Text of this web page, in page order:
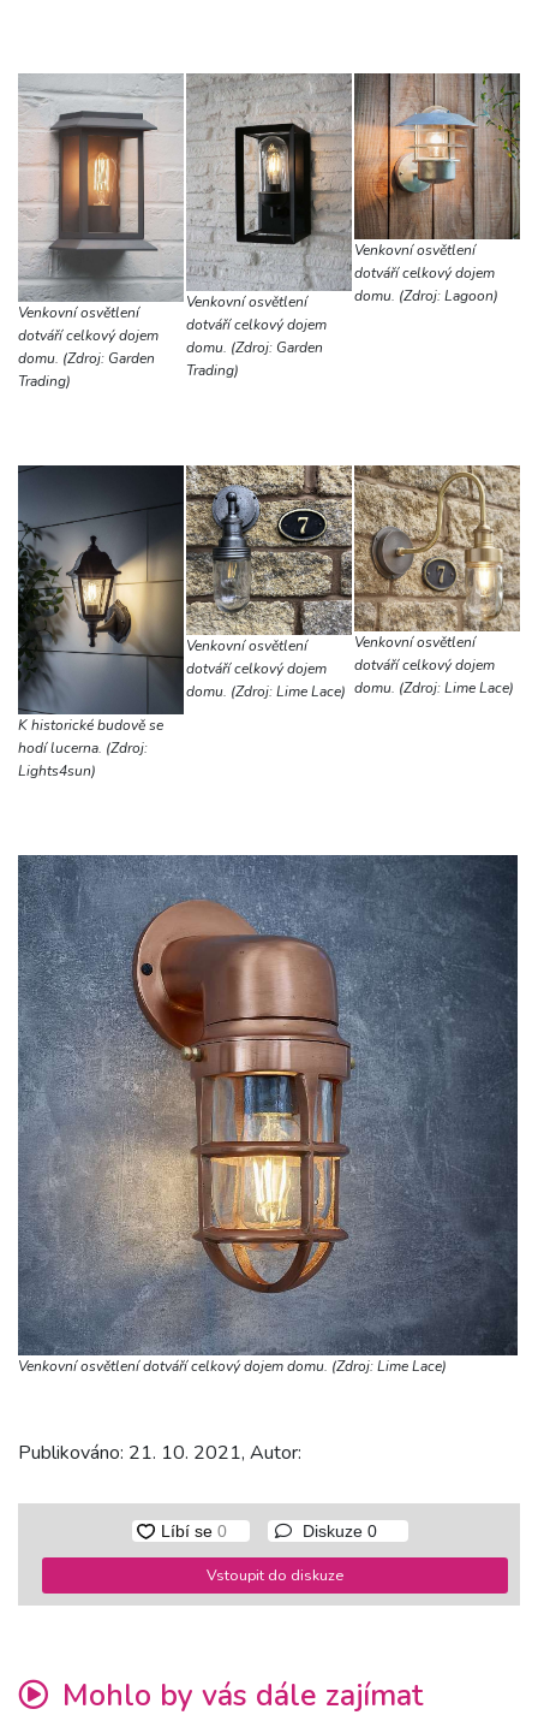
Venkovní osvětlení
dotváří celkový dojem
domu. (Zdroj: Garden
Trading)
Venkovní osvětlení
dotváří celkový dojem
domu. (Zdroj: Garden
Trading)
Venkovní osvětlení
dotváří celkový dojem
domu. (Zdroj: Lagoon)
K historické budově se
hodí lucerna. (Zdroj:
Lights4sun)
Venkovní osvětlení
dotváří celkový dojem
domu. (Zdroj: Lime Lace)
Venkovní osvětlení
dotváří celkový dojem
domu. (Zdroj: Lime Lace)
Venkovní osvětlení dotváří celkový dojem domu. (Zdroj: Lime Lace)
Publikováno: 21. 10. 2021, Autor:
Diskuze 0
Vstoupit do diskuze
Mohlo by vás dále zajímat